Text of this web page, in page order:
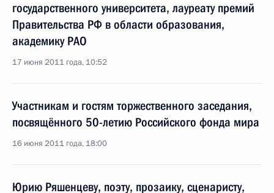
государственного университета, лауреату премий
Правительства РФ в области образования,
академику РАО
17 июня 2011 года, 10:52
Участникам и гостям торжественного заседания,
посвящённого 50-летию Российского фонда мира
16 июня 2011 года, 18:00
Юрию Ряшенцеву, поэту, прозаику, сценаристу,